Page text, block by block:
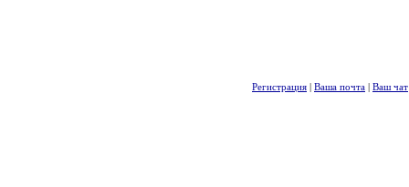
Регистрация | Ваша почта | Ваш чат